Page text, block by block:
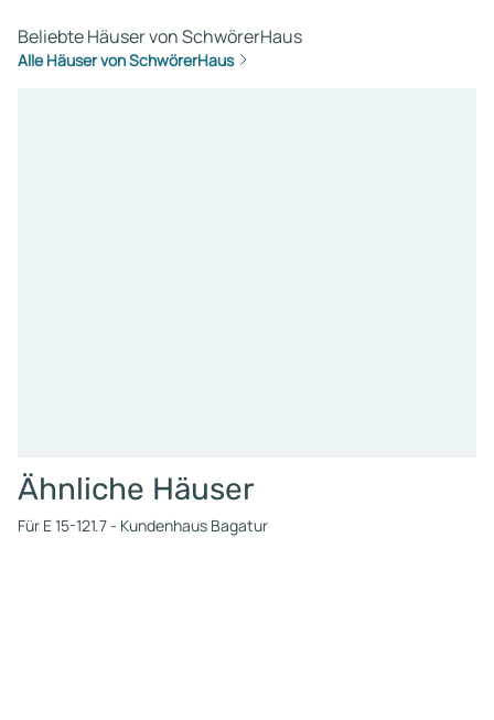
Beliebte Häuser von SchwörerHaus
Alle Häuser von SchwörerHaus
Ähnliche Häuser
Für E 15-121.7 - Kundenhaus Bagatur